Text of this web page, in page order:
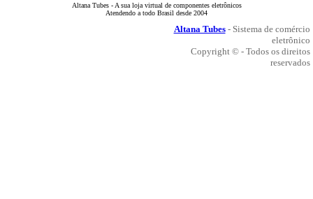
Altana Tubes - A sua loja virtual de componentes eletrônicos
Atendendo a todo Brasil desde 2004
Altana Tubes- Sistema de comércio
eletrônico
Copyright © - Todos os direitos
reservados